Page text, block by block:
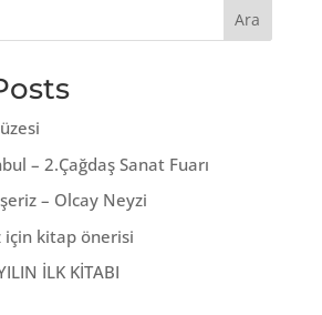
Ara
– 2.Çağdaş Sanat Fuarı
– Olcay Neyzi
için kitap önerisi
İLK KİTABI